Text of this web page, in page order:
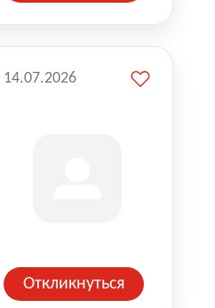
14.07.2026
Откликнуться